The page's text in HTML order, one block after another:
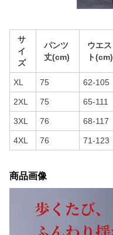
サ
イ
ズ
パンツ
丈(cm)
ウエス
ト(cm)
XL 75 62-105
2XL 75 65-111
3XL 76 68-117
4XL 76 71-123
商品画像